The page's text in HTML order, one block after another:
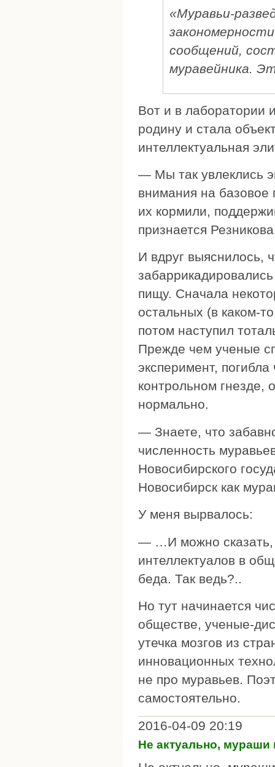
«Муравьи-
сообщений,
муравейника.
Вот и в лаборатории
родину и стала
интеллектуальная
— Мы так увлеклись
внимания на базовое
их кормили,
признается
И вдруг выяснилось,
пищу. Сначала
остальных (в каком-
потом наступил
Прежде чем ученые
эксперимент,
контрольном гнезде,
нормально.
— Знаете, что
численность
Новосибирского
Новосибирск как
У меня вырвалось:
— …И можно сказать,
интеллектуалов в
беда. Так ведь?..
Но тут начинается
обществе, ученые-
утечка мозгов из
инновационных
не про муравьев.
самостоятельно.
2016-04-09 20:19
Не актуально, мураши